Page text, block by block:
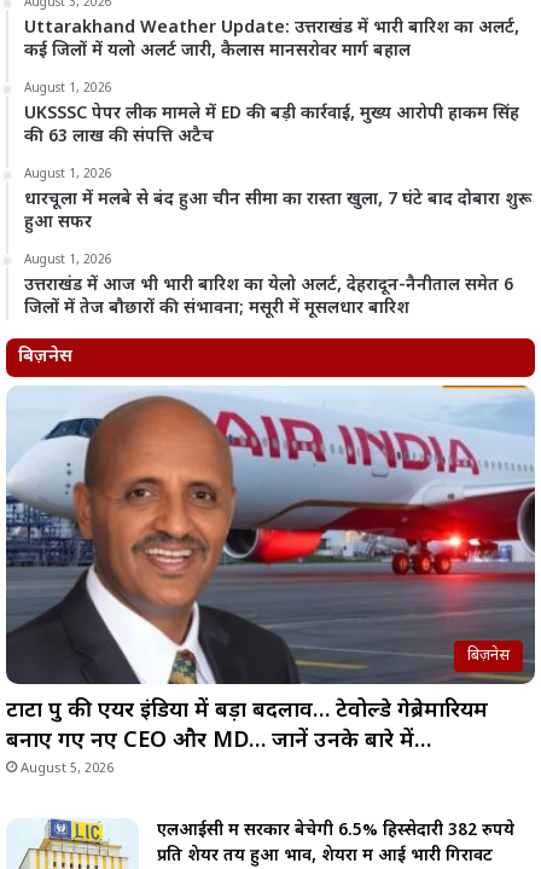
Uttarakhand Weather Update: उत्तराखंड में भारी बारिश का अलर्ट,
कई जिलों में यलो अलर्ट जारी, कैलास मानसरोवर मार्ग बहाल
August 1, 2026
UKSSSC पेपर लीक मामले में ED की बड़ी कार्रवाई, मुख्य आरोपी हाकम सिंह
की 63 लाख की संपत्ति अटैच
August 1, 2026
धारचूला में मलबे से बंद हुआ चीन सीमा का रास्ता खुला, 7 घंटे बाद दोबारा शुरू
हुआ सफर
August 1, 2026
उत्तराखंड में आज भी भारी बारिश का येलो अलर्ट, देहरादून-नैनीताल समेत 6
जिलों में तेज बौछारों की संभावना; मसूरी में मूसलधार बारिश
बिज़नेस
बिज़नेस
टाटा ग्रुप की एयर इंडिया में बड़ा बदलाव… टेवोल्डे गेब्रेमारियम
बनाए गए नए CEO और MD… जानें उनके बारे में…
August 5, 2026
एलआईसी में सरकार बेचेगी 6.5% हिस्सेदारी 382 रुपये
प्रति शेयर तय हुआ भाव, शेयरों में आई भारी गिरावट